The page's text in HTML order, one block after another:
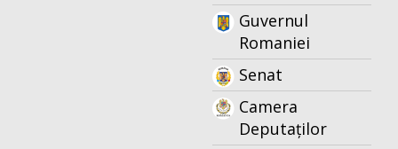
Guvernul
Romaniei
Senat
Camera
Deputaților